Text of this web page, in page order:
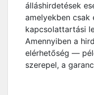
álláshirdetések
amelyekben csak
kapcsolattartási
Amennyiben a
elérhetőség —
szerepel, a